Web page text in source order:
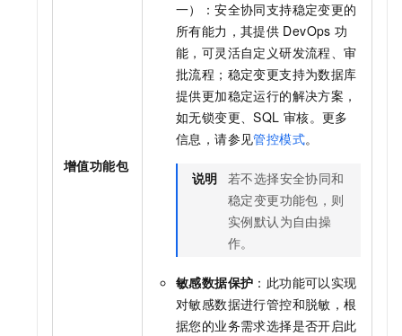
增值功能包
一）：安全协同支持稳定变更的
所有能力，其提供 DevOps 功
能，可灵活自定义研发流程、审
批流程；稳定变更支持为数据库
提供更加稳定运行的解决方案，
如无锁变更、SQL 审核。更多
信息，请参见管控模式。
说明 若不选择安全协同和
稳定变更功能包，则
实例默认为自由操
作。
敏感数据保护 ：此功能可以实现
对敏感数据进行管控和脱敏，根
据您的业务需求选择是否开启此